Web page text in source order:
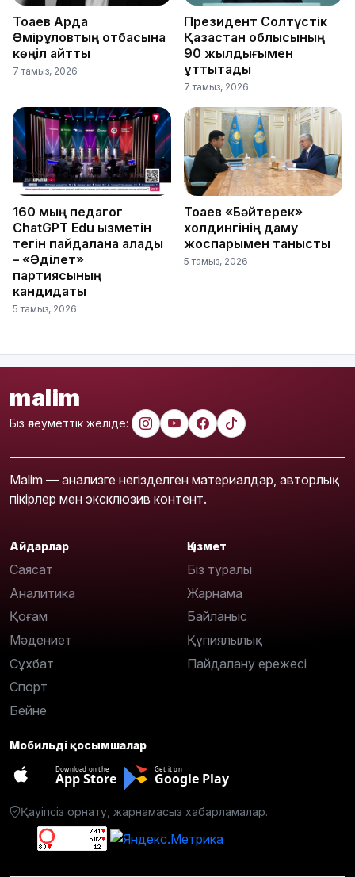
Тоқаев Ардақ
Әмірқұловтың отбасына
көңіл айтты
7 тамыз, 2026
Президент Солтүстік
Қазақстан облысының
90 жылдығымен
құттықтады
7 тамыз, 2026
160 мың педагог
ChatGPT Edu қызметін
тегін пайдалана алады
– «Әділет»
партиясының
кандидаты
5 тамыз, 2026
Тоқаев «Бәйтерек»
холдингінің даму
жоспарымен танысты
5 тамыз, 2026
malim
Біз әлеуметтік желіде:
Malim — анализге негізделген материалдар, авторлық
пікірлер мен эксклюзив контент.
Айдарлар
Саясат
Аналитика
Қоғам
Мәдениет
Сұхбат
Спорт
Бейне
Қызмет
Біз туралы
Жарнама
Байланыс
Құпиялылық
Пайдалану ережесі
Мобильді қосымшалар
Download on the
App Store
Get it on
Google Play
Қауіпсіз орнату, жарнамасыз хабарламалар.